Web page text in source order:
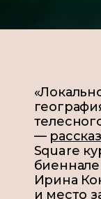
—
Square
Ирина
и место